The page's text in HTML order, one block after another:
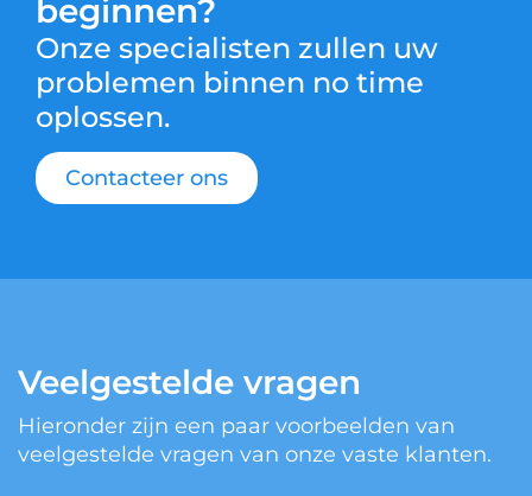
beginnen?
Onze specialisten zullen uw
problemen binnen no time
oplossen.
Contacteer ons
Veelgestelde vragen
Hieronder zijn een paar voorbeelden van
veelgestelde vragen van onze vaste klanten.